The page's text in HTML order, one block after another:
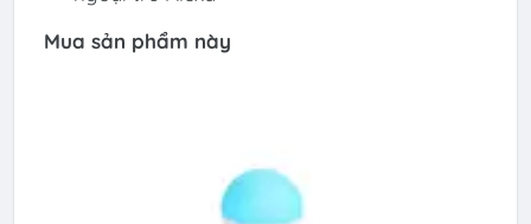
Mua sản phẩm này